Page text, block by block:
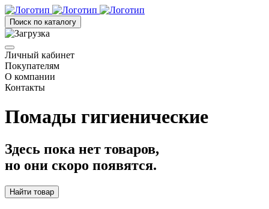
Поиск по каталогу
Личный кабинет
Покупателям
О компании
Контакты
Помады гигиенические
Здесь пока нет товаров,
но они скоро появятся.
Найти товар